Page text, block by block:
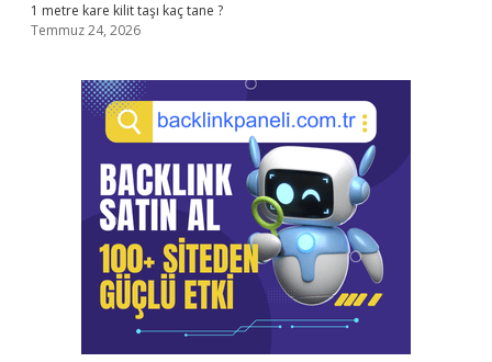
1 metre kare kilit taşı kaç tane ?
Temmuz 24, 2026